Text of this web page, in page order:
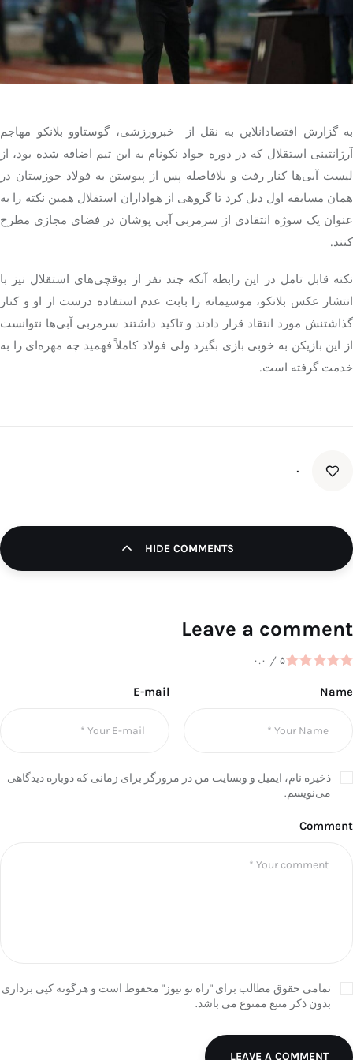
تک کده
پایگاه خبری آبان
به گزارش اقتصادانلاین به نقل از خبرورزشی، گوستاوو بلانکو مهاجم
آرژانتینی استقلال که در دوره جواد نکونام به این تیم اضافه شده بود، از
لیست آبی‌ها کنار رفت و بلافاصله پس از پیوستن به فولاد خوزستان در
همان مسابقه اول دبل کرد تا گروهی از هواداران استقلال همین نکته را به
عنوان یک سوژه انتقادی از سرمربی آبی پوشان در فضای مجازی مطرح
کنند.
نکته قابل تامل در این رابطه آنکه چند نفر از بوقچی‌های استقلال نیز با
انتشار عکس بلانکو، موسیمانه را بابت عدم استفاده درست از او و کنار
گذاشتنش مورد انتقاد قرار دادند و تاکید داشتند سرمربی آبی‌ها نتوانست
از این بازیکن به خوبی بازی بگیرد ولی فولاد کاملاً فهمید چه مهره‌ای را به
خدمت گرفته است.
۰
HIDE COMMENTS
Leave a comment
۰.۰ / ۵
Name
E-mail
ذخیره نام، ایمیل و وبسایت من در مرورگر برای زمانی که دوباره دیدگاهی
می‌نویسم.
Comment
تمامی حقوق مطالب برای "راه نو نیوز" محفوظ است و هرگونه کپی برداری
بدون ذکر منبع ممنوع می باشد.
LEAVE A COMMENT